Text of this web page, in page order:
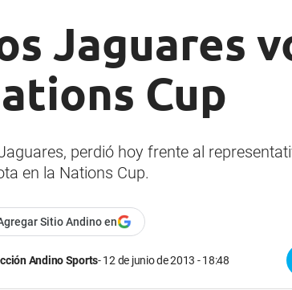
Jaguares
Cup
perdió hoy frente al
en la Nations Cup.
Sitio Andino en
Andino Sports 12 de junio de 2013 - 18:48